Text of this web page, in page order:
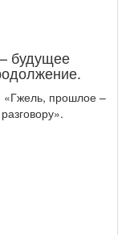
будущее
«Гжель, прошлое –